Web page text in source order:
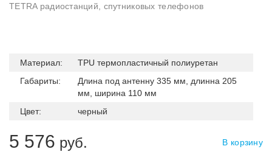
TETRA радиостанций, спутниковых телефонов
Материал:
TPU термопластичный полиуретан
Габариты:
Длина под антенну 335 мм, длинна 205
мм, ширина 110 мм
Цвет:
черный
5 576 руб. В корзину